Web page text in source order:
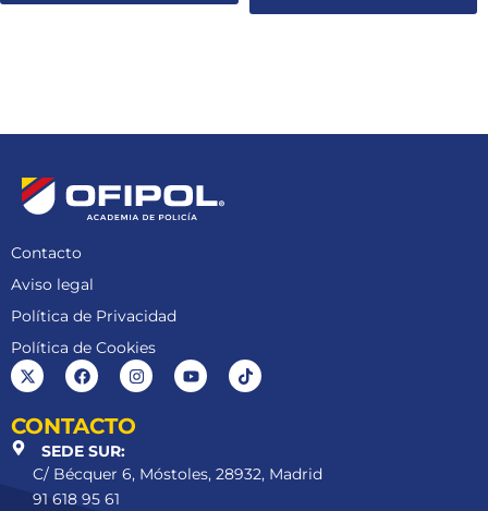
Contacto
Aviso legal
Política de Privacidad
Política de Cookies
CONTACTO
SEDE SUR:
C/ Bécquer 6, Móstoles, 28932, Madrid
91 618 95 61